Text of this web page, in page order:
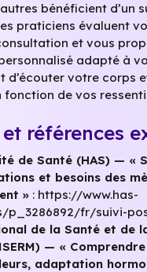
bénéficient d’un
praticiens évaluent
et vous
adapté à
d’écouter votre corps
fonction de vos
références
de Santé (HAS) — «
et besoins des
» : https://www.has-
p_3286892/fr/suivi-
de la Santé et de
— «
adaptation